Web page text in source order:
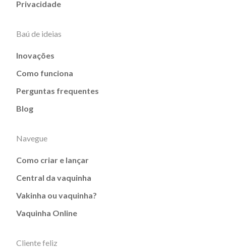
Privacidade
Baú de ideias
Inovações
Como funciona
Perguntas frequentes
Blog
Navegue
Como criar e lançar
Central da vaquinha
Vakinha ou vaquinha?
Vaquinha Online
Cliente feliz